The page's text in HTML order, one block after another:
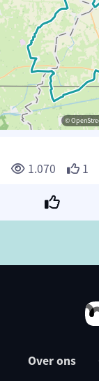
©
1.070 1
Over ons